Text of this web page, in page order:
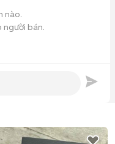
nào.
người bán.